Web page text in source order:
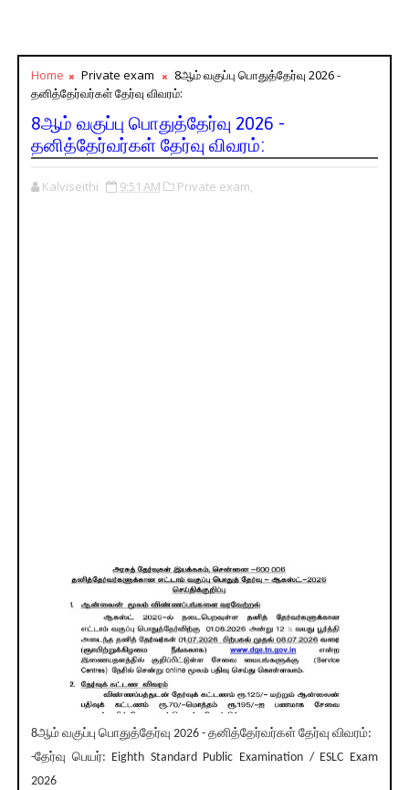
Home Private exam
8ஆம் வகுப்பு பொதுத்தேர்வு 2026 -
தனித்தேர்வர்கள் தேர்வு விவரம்:
8ஆம் வகுப்பு பொதுத்தேர்வு 2026 -
தனித்தேர்வர்கள் தேர்வு விவரம்:
Kalviseithi 9:51 AM Private exam,
8ஆம் வகுப்பு பொதுத்தேர்வு 2026 - தனித்தேர்வர்கள் தேர்வு விவரம்:
-தேர்வு பெயர்: Eighth Standard Public Examination / ESLC Exam
2026